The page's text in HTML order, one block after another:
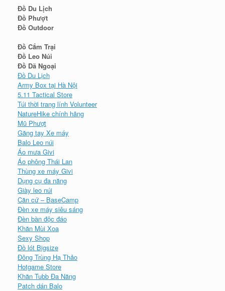
Đồ Du Lịch
Đồ Phượt
Đồ Outdoor
Đồ Cắm Trại
Đồ Leo Núi
Đồ Dã Ngoại
Đồ Du Lịch
Army Box tại Hà Nội
5.11 Tactical Store
Túi thời trang lính Volunteer
NatureHike chính hãng
Mũ Phượt
Găng tay Xe máy
Balo Leo núi
Áo mưa Givi
Áo phông Thái Lan
Thùng xe máy Givi
Dụng cụ đa năng
Giày leo núi
Căn cứ – BaseCamp
Đèn xe máy siêu sáng
Đèn bàn độc đáo
Khăn Mùi Xoa
Sexy Shop
Đồ lót Bigsize
Đông Trùng Hạ Thảo
Hotgame Store
Khăn Tubb Đa Năng
Patch dán Balo